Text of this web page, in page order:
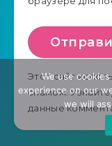
Этот сайт
спамом.
данные
We use
experience on our
we will